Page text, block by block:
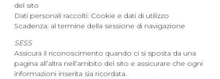
del sito
Dati personali raccolti: Cookie e dati di utilizzo
Scadenza: al termine della sessione di navigazione
SESS
Assicura il riconoscimento quando ci si sposta da una
pagina all’altra nell’ambito del sito e assicurare che ogni
informazioni inserita sia ricordata.